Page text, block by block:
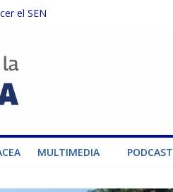
el SEN
los sismos
ante el «Súper Niño»
de El Niño
MULTIMEDIA PODCAST